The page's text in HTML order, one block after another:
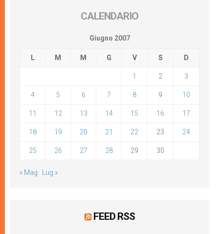
CALENDARIO
Giugno 2007
L M M G V S D
1 2 3
4 5 6 7 8 9 10
11 12 13 14 15 16 17
18 19 20 21 22 23 24
25 26 27 28 29 30
« Mag Lug »
FEED RSS